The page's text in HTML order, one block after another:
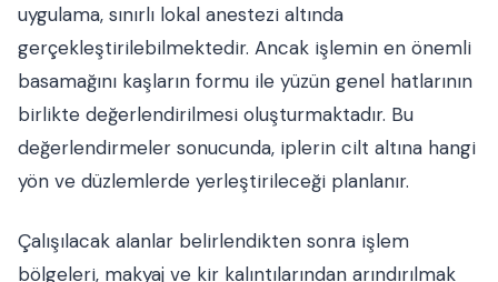
uygulama, sınırlı lokal anestezi altında
gerçekleştirilebilmektedir. Ancak işlemin en önemli
basamağını kaşların formu ile yüzün genel hatlarının
birlikte değerlendirilmesi oluşturmaktadır. Bu
değerlendirmeler sonucunda, iplerin cilt altına hangi
yön ve düzlemlerde yerleştirileceği planlanır.
Çalışılacak alanlar belirlendikten sonra işlem
bölgeleri, makyaj ve kir kalıntılarından arındırılmak